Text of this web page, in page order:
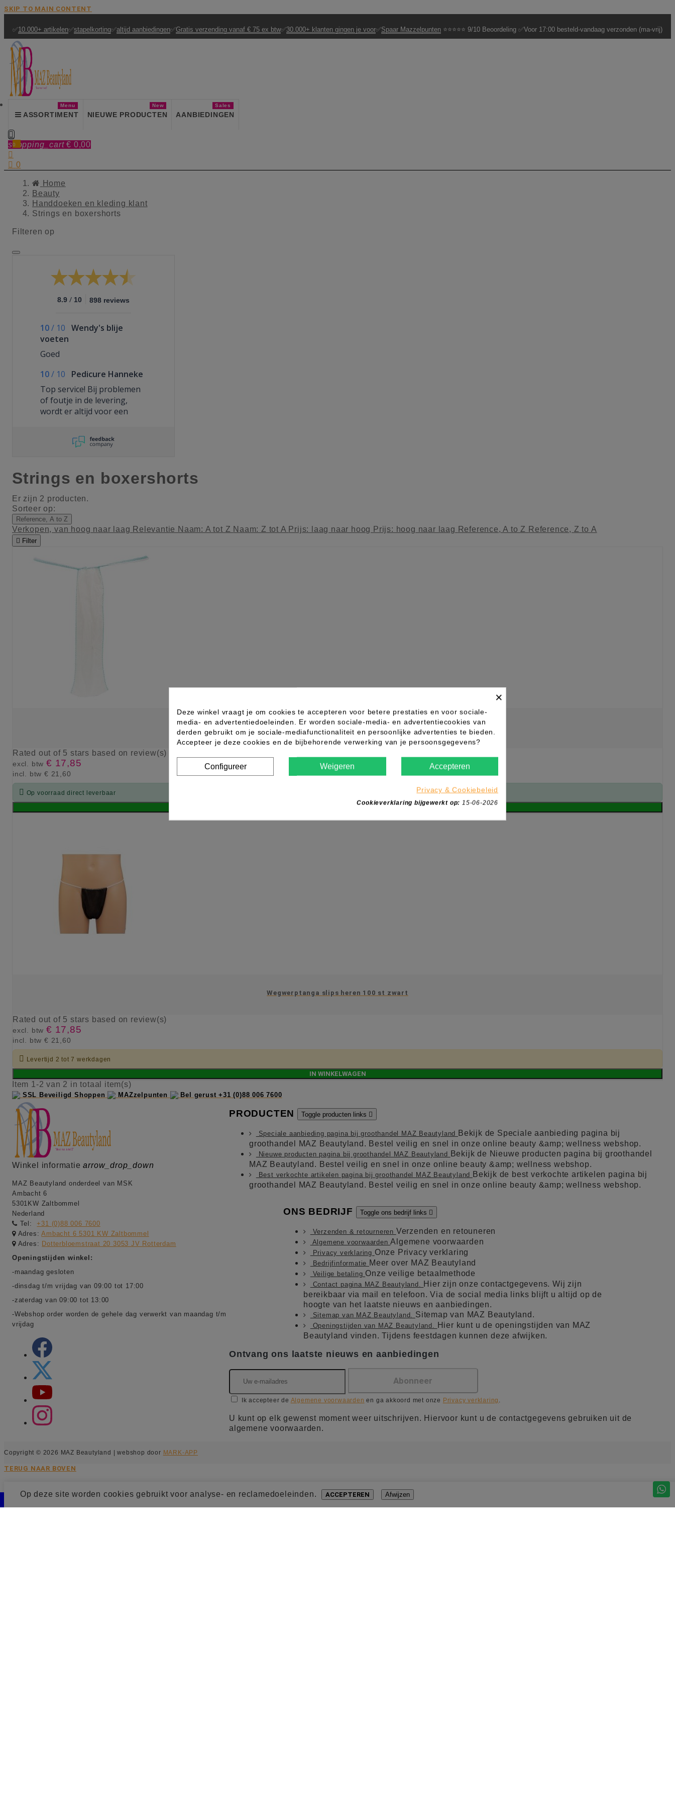
Op deze site worden cookies gebruikt voor analyse- en reclamedoeleinden. ACCEPTEREN Afwijzen
SKIP TO MAIN CONTENT
✅10.000+ artikelen✅stapelkorting✅altijd aanbiedingen✅Gratis verzending vanaf € 75 ex btw✅30.000+ klanten gingen je voor✅Spaar Mazzelpunten ⭐⭐⭐⭐⭐ 9/10 Beoordeling ✅Voor 17:00 besteld-vandaag verzonden (ma-vrij)
ASSORTIMENT
Menu
NIEUWE PRODUCTEN
New
AANBIEDINGEN
Sales

shopping_cart € 0,00
0

 0
Home
Beauty
Handdoeken en kleding klant
Strings en boxershorts
Filteren op
8.9 / 10 898 reviews
10/ 10 Wendy's blije
voeten
Goed
10/ 10
Pedicure Hanneke
Top service! Bij problemen
of foutje in de levering,
wordt er altijd voor een
Strings en boxershorts
Er zijn 2 producten.
Sorteer op:
Reference, A to Z
Verkopen, van hoog naar laag Relevantie Naam: A tot Z Naam: Z tot A Prijs: laag naar hoog Prijs: hoog naar laag Reference, A to Z Reference, Z to A
 Filter
Wegwerpstrings slips dames 100st
Rated out of 5 stars based on review(s)
excl. btw € 17,85
incl. btw € 21,60
 Op voorraad direct leverbaar
IN WINKELWAGEN
Wegwerptanga slips heren 100 st zwart
Rated out of 5 stars based on review(s)
excl. btw € 17,85
incl. btw € 21,60
 Levertijd 2 tot 7 werkdagen
IN WINKELWAGEN
Item 1-2 van 2 in totaal item(s)
SSL Beveiligd Shoppen MAZzelpunten Bel gerust +31 (0)88 006 7600
Winkel informatie arrow_drop_down
MAZ Beautyland onderdeel van MSK
Ambacht 6
5301KW Zaltbommel
Nederland
Tel:
+31 (0)88 006 7600
Adres:Ambacht 6 5301 KW Zaltbommel
Adres: Dotterbloemstraat 20 3053 JV Rotterdam
Openingstijden winkel:
-maandag gesloten
-dinsdag t/m vrijdag van 09:00 tot 17:00
-zaterdag van 09:00 tot 13:00
-Webshop order worden de gehele dag verwerkt van maandag t/m
vrijdag
PRODUCTEN Toggle producten links 
Speciale aanbieding pagina bij groothandel MAZ Beautyland
Bekijk de Speciale aanbieding pagina bij
groothandel MAZ Beautyland. Bestel veilig en snel in onze online beauty &amp; wellness webshop.
Nieuwe producten pagina bij groothandel MAZ Beautyland
Bekijk de Nieuwe producten pagina bij groothandel
MAZ Beautyland. Bestel veilig en snel in onze online beauty &amp; wellness webshop.
Best verkochte artikelen pagina bij groothandel MAZ Beautyland
Bekijk de best verkochte artikelen pagina bij
groothandel MAZ Beautyland. Bestel veilig en snel in onze online beauty &amp; wellness webshop.
ONS BEDRIJF Toggle ons bedrijf links 
Verzenden & retourneren Verzenden en retouneren
Algemene voorwaardenAlgemene voorwaarden
Privacy verklaring Onze Privacy verklaring
Bedrijfinformatie Meer over MAZ Beautyland
Veilige betaling Onze veilige betaalmethode
Contact pagina MAZ Beautyland. Hier zijn onze contactgegevens. Wij zijn
bereikbaar via mail en telefoon. Via de social media links blijft u altijd op de
hoogte van het laatste nieuws en aanbiedingen.
Sitemap van MAZ Beautyland. Sitemap van MAZ Beautyland.
Openingstijden van MAZ Beautyland.
Hier kunt u de openingstijden van MAZ
Beautyland vinden. Tijdens feestdagen kunnen deze afwijken.
Ontvang ons laatste nieuws en aanbiedingen
Ik accepteer de Algemene voorwaarden en ga akkoord met onze Privacy verklaring .
U kunt op elk gewenst moment weer uitschrijven. Hiervoor kunt u de contactgegevens gebruiken uit de
algemene voorwaarden.
Copyright © 2026 MAZ Beautyland | webshop door MARK-APP
TERUG NAAR BOVEN
×
Deze winkel vraagt je om cookies te accepteren voor betere prestaties en voor sociale-
media- en advertentiedoeleinden. Er worden sociale-media- en advertentiecookies van
derden gebruikt om je sociale-mediafunctionaliteit en persoonlijke advertenties te bieden.
Accepteer je deze cookies en de bijbehorende verwerking van je persoonsgegevens?
Configureer Weigeren Accepteren
Privacy & Cookiebeleid
Cookieverklaring bijgewerkt op: 15-06-2026
Cookie toestemming